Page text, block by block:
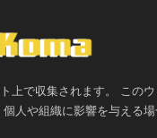
上で収集されます。 この
人や組織に影響を与える